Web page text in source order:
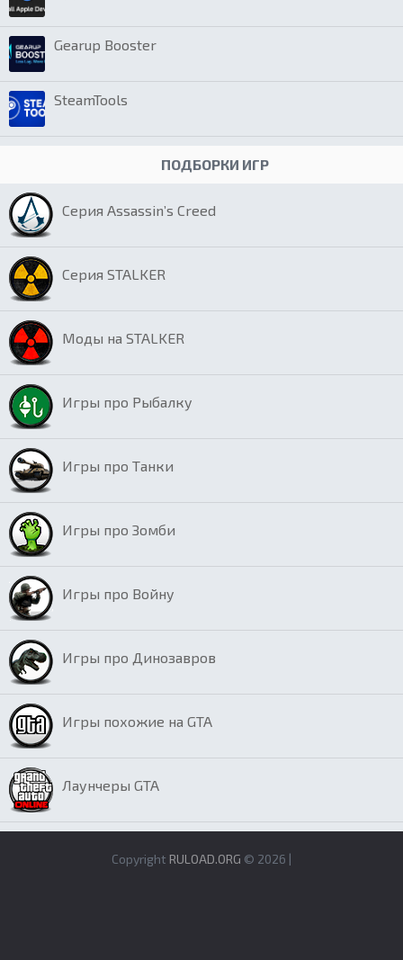
Gearup Booster
SteamTools
ПОДБОРКИ ИГР
Серия Assassin’s Creed
Серия STALKER
Моды на STALKER
Игры про Рыбалку
Игры про Танки
Игры про Зомби
Игры про Войну
Игры про Динозавров
Игры похожие на GTA
Лаунчеры GTA
Copyright RULOAD.ORG © 2026 |